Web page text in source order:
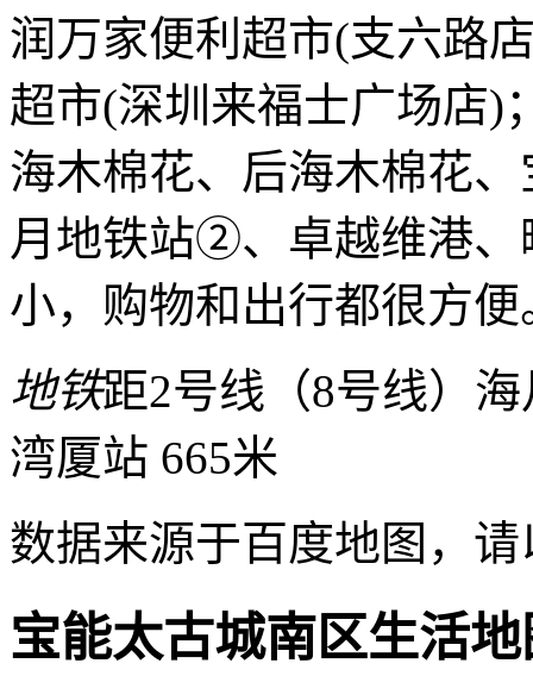
润万家便利超市(支六路
超市(深圳来福士广场店
海木棉花、后海木棉花
月地铁站②、卓越维港、
小，购物和出行都很方
地铁距2号线（8号线）海
湾厦站 665米
数据来源于百度地图，
宝能太古城南区生活地